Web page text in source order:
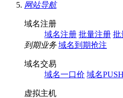
网站导航
域名注册
域名注册 批量注册 批
到期业务 域名到期抢注
域名交易
域名一口价 域名PUSH
虚拟主机